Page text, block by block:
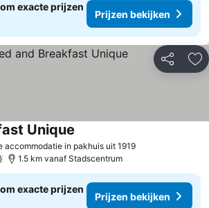
exacte prijzen
Prijzen bekijken
Delen
accommodatie in pakhuis uit 1919
Unique
1.5 km vanaf Stadscentrum
exacte prijzen
Prijzen bekijken